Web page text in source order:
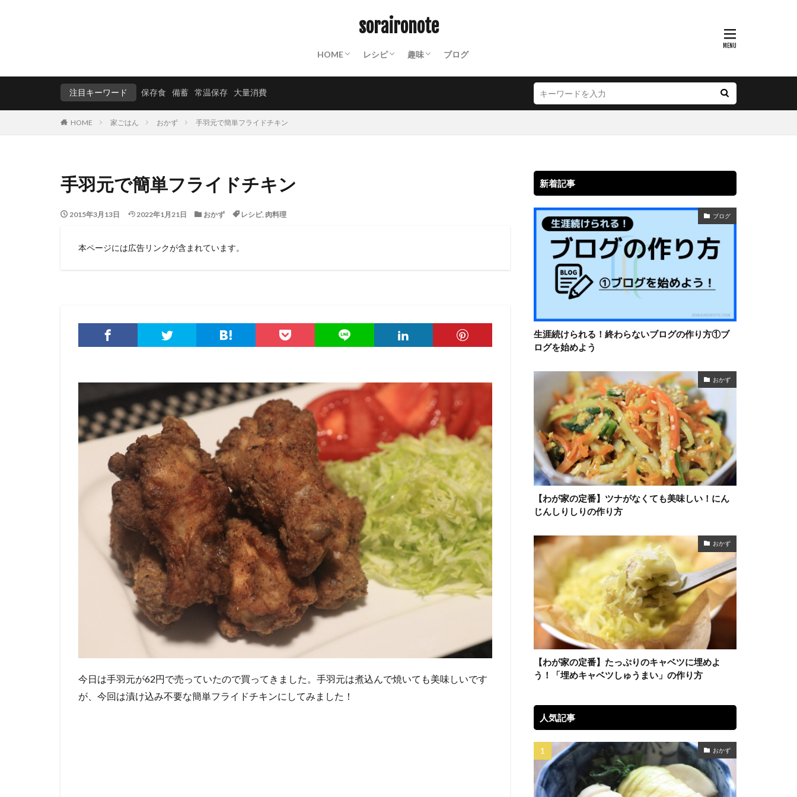
soraironote
HOME
ABOUT
終活ノート
備蓄ノート：常温保存食材リスト
防災ノート：防災グッズリスト
保存食カレンダー
動画撮影機材
山装備一覧
レシピ
保存食
パスタ
クスクス
ご飯もの
パン
おかず
スイーツ
麺類
飲み物
世界の料理
粉もの
調味料
インスタント
山ごはん
趣味
Mt.
沼津散策
お遍路
PHOTO
週末百姓生活
NOTES
ブログ
注目キーワード 保存食 備蓄 常温保存 大量消費
HOME 家ごはん おかず 手羽元で簡単フライドチキン
手羽元で簡単フライドチキン
2015年3月13日 2022年1月21日 おかず レシピ, 肉料理
本ページには広告リンクが含まれています。
今日は手羽元が62円で売っていたので買ってきました。手羽元は煮込んで焼いても美味しいです
が、今回は漬け込み不要な簡単フライドチキンにしてみました！
新着記事
ブログ
生涯続けられる！終わらないブログの作り方①ブ
ログを始めよう
おかず
【わが家の定番】ツナがなくても美味しい！にん
じんしりしりの作り方
おかず
【わが家の定番】たっぷりのキャベツに埋めよ
う！「埋めキャベツしゅうまい」の作り方
人気記事
おかず